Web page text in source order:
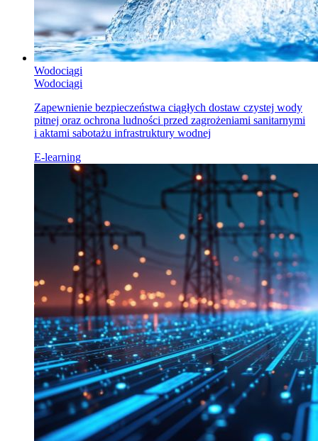
Wodociągi
Wodociągi
Zapewnienie bezpieczeństwa ciągłych dostaw czystej wody
pitnej oraz ochrona ludności przed zagrożeniami sanitarnymi
i aktami sabotażu infrastruktury wodnej
E-learning